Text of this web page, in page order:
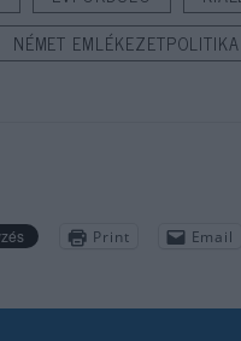
NÉMET EMLÉKEZETPOLITIKA
Print Email